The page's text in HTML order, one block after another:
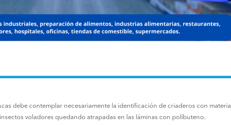
debe contemplar necesariamente la identificación de criaderos con materia
voladores quedando atrapadas en las láminas con políbuteno.